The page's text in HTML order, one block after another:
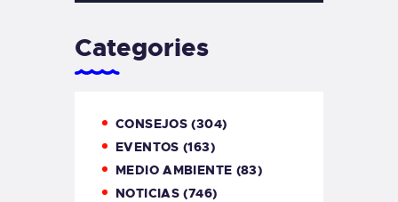
Categories
CONSEJOS (304)
EVENTOS (163)
MEDIO AMBIENTE (83)
NOTICIAS (746)